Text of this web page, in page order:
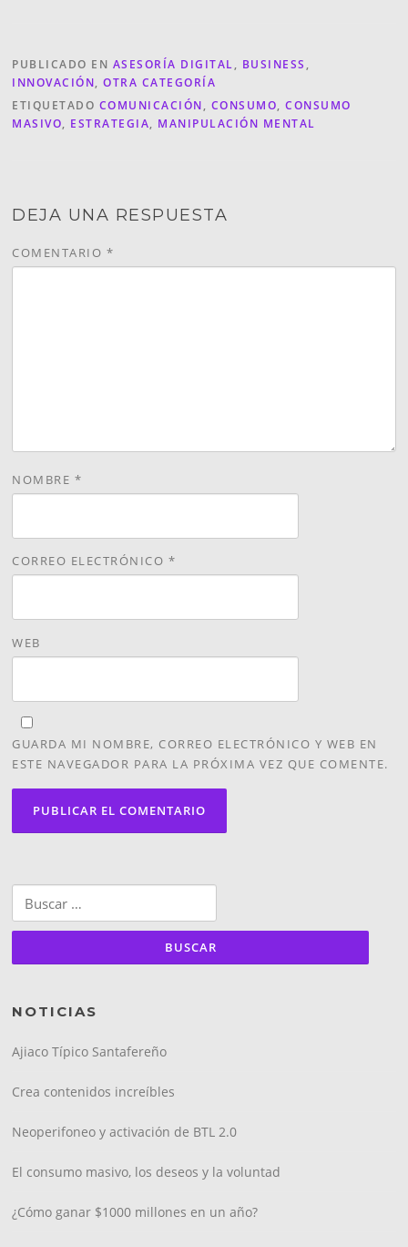
PUBLICADO EN ASESORÍA DIGITAL, BUSINESS ,
INNOVACIÓN,OTRA CATEGORÍA
ETIQUETADO COMUNICACIÓN, CONSUMO,CONSUMO
MASIVO, ESTRATEGIA, MANIPULACIÓN MENTAL
DEJA UNA RESPUESTA
COMENTARIO *
NOMBRE *
CORREO ELECTRÓNICO *
WEB
GUARDA MI NOMBRE, CORREO ELECTRÓNICO Y WEB EN
ESTE NAVEGADOR PARA LA PRÓXIMA VEZ QUE COMENTE.
NOTICIAS
Ajiaco Típico Santafereño
Crea contenidos increíbles
Neoperifoneo y activación de BTL 2.0
El consumo masivo, los deseos y la voluntad
¿Cómo ganar $1000 millones en un año?